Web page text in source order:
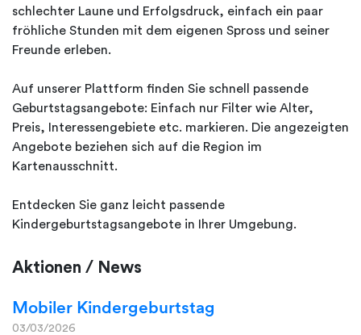
schlechter Laune und Erfolgsdruck, einfach ein paar
fröhliche Stunden mit dem eigenen Spross und seiner
Freunde erleben.
Auf unserer Plattform finden Sie schnell passende
Geburtstagsangebote: Einfach nur Filter wie Alter,
Preis, Interessengebiete etc. markieren. Die angezeigten
Angebote beziehen sich auf die Region im
Kartenausschnitt.
Entdecken Sie ganz leicht passende
Kindergeburtstagsangebote in Ihrer Umgebung.
Aktionen / News
Mobiler Kindergeburtstag
03/03/2026